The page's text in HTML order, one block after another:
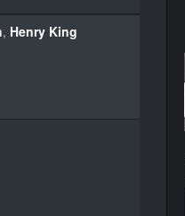
, Henry King